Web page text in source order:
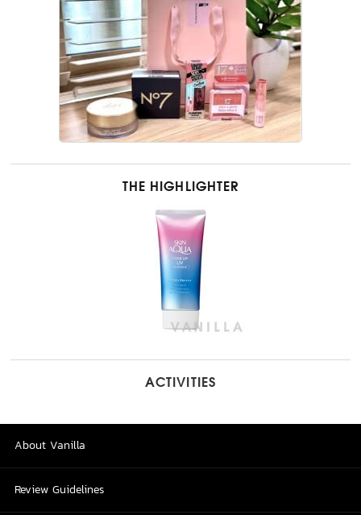
THE HIGHLIGHTER
ACTIVITIES
About Vanilla
Review Guidelines